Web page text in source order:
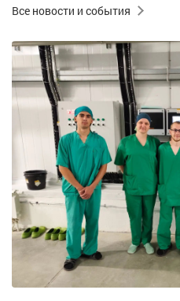
Все новости и события